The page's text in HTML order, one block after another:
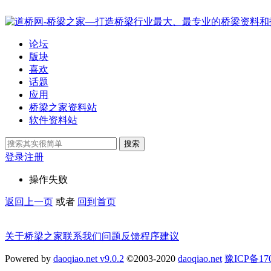
论坛
版块
喜欢
话题
应用
桥梁之家资料站
软件资料站
搜索
登录注册
操作失败
返回上一页 或者 回到首页
关于桥梁之家联系我们问题反馈程序建议
Powered by daoqiao.net v9.0.2 ©2003-2020 daoqiao.net 豫ICP备